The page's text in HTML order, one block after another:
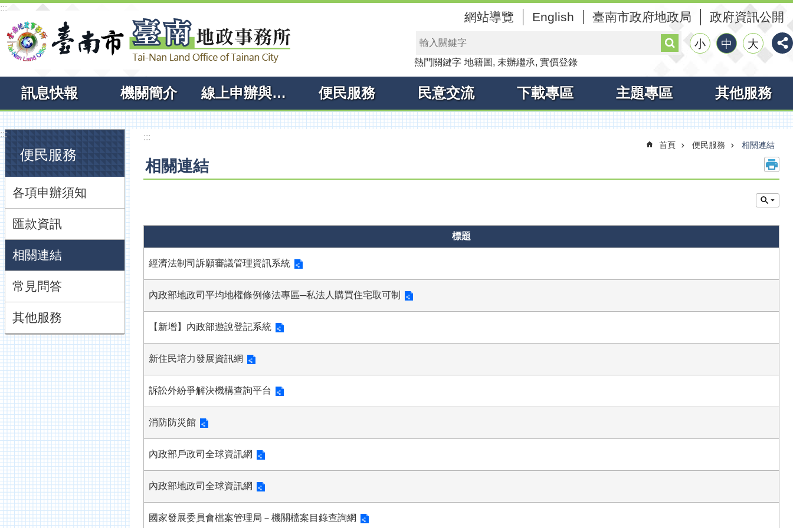
跳到主要內容區塊
:::
網站導覽 English 臺南市政府地政局 政府資訊公開
搜
尋 小 中 大
熱門關鍵字 地籍圖 未辦繼承 實價登錄
訊息快報 機關簡介 線上申辦與查詢 便民服務 民意交流 下載專區 主題專區 其他服務
:::
便民服務
各項申辦須知
匯款資訊
相關連結
常見問答
其他服務
:::
首頁 便民服務 相關連結
相關連結
標題
經濟法制司訴願審議管理資訊系統
內政部地政司平均地權條例修法專區─私法人購買住宅取可制
【新增】內政部遊說登記系統
新住民培力發展資訊網
訴訟外紛爭解決機構查詢平台
消防防災館
內政部戶政司全球資訊網
內政部地政司全球資訊網
國家發展委員會檔案管理局－機關檔案目錄查詢網